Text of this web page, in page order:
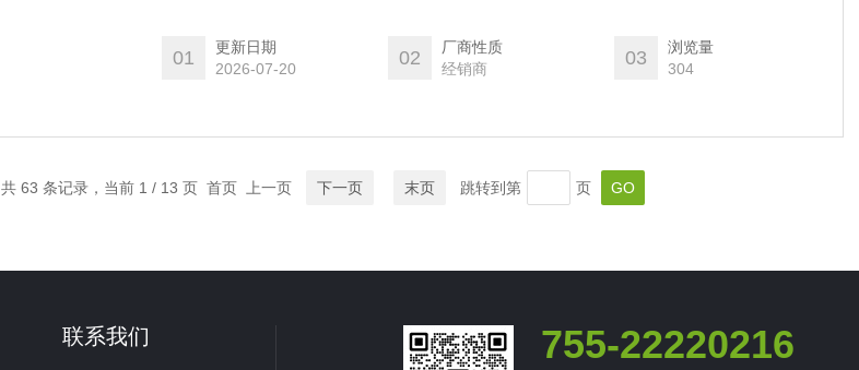
01
更新日期
2026-07-20
02
厂商性质
经销商
03
浏览量
304
共 63 条记录，当前 1 / 13 页 首页 上一页 下一页 末页 跳转到第 页
联系我们 755-22220216